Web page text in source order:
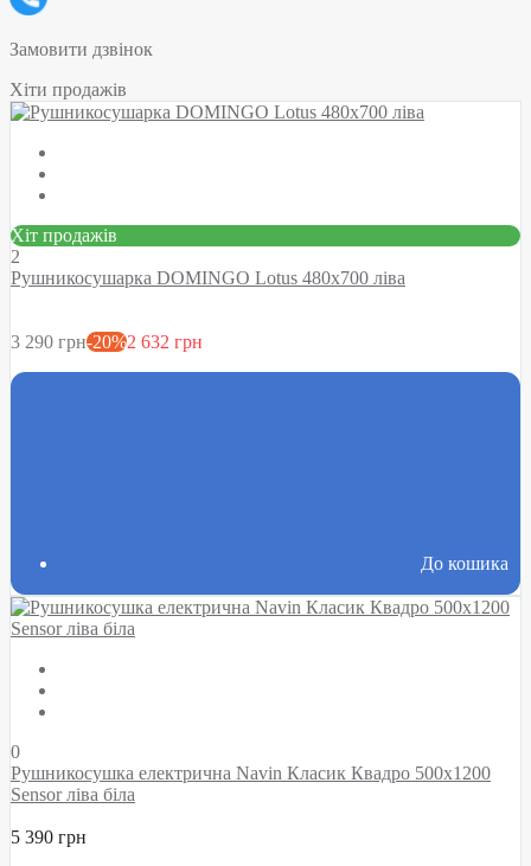
Замовити дзвінок
Хіти продажів
Хіт продажів
2
Рушникосушарка DOMINGO Lotus 480х700 ліва
3 290 грн-20%2 632 грн
До кошика
0
Рушникосушка електрична Navin Класик Квадро 500х1200
Sensor ліва біла
5 390 грн